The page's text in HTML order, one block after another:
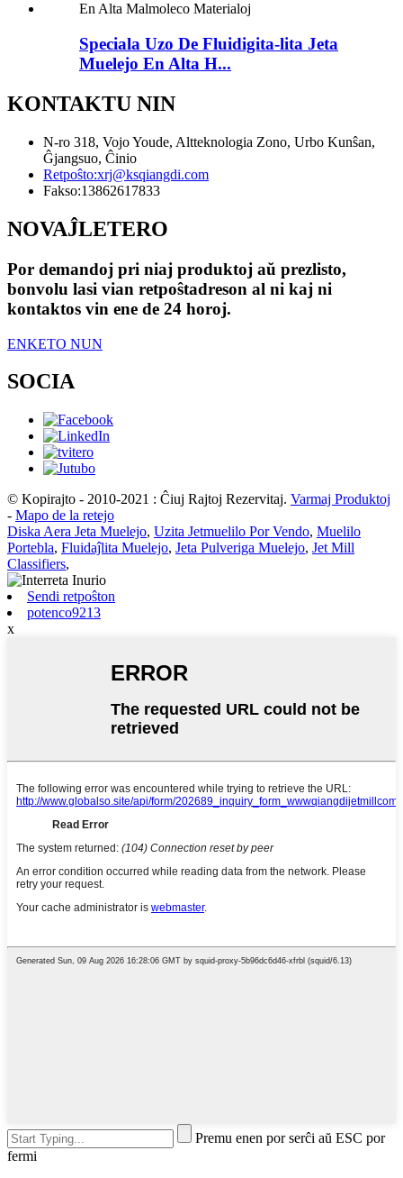
Speciala Uzo De Fluidigita-lita Jeta
Muelejo En Alta H...
KONTAKTU NIN
N-ro 318, Vojo Youde, Altteknologia Zono, Urbo Kunŝan,
Ĝjangsuo, Ĉinio
Retpoŝto:xrj@ksqiangdi.com
Fakso:13862617833
NOVAĴLETERO
Por demandoj pri niaj produktoj aŭ prezlisto,
bonvolu lasi vian retpoŝtadreson al ni kaj ni
kontaktos vin ene de 24 horoj.
ENKETO NUN
SOCIA
© Kopirajto - 2010-2021 : Ĉiuj Rajtoj Rezervitaj. Varmaj Produktoj
- Mapo de la retejo
Diska Aera Jeta Muelejo, Uzita Jetmuelilo Por Vendo, Muelilo
Portebla, Fluidaĵlita Muelejo, Jeta Pulveriga Muelejo, Jet Mill
Classifiers,
Sendi retpoŝton
potenco9213
x
Premu enen por serĉi aŭ ESC por
fermi